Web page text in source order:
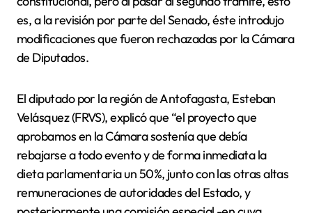
es, a la revisión por parte del Senado, éste introdujo
modificaciones que fueron rechazadas por la Cámara
de Diputados.
El diputado por la región de Antofagasta, Esteban
Velásquez (FRVS), explicó que “el proyecto que
aprobamos en la Cámara sostenía que debía
rebajarse a todo evento y de forma inmediata la
dieta parlamentaria un 50%, junto con las otras altas
remuneraciones de autoridades del Estado, y